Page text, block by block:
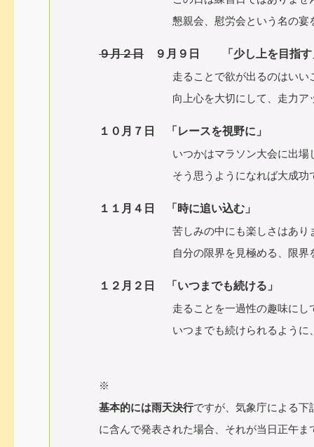
懇親会、慰労会という名の宴を開
９月２日 ９月９日 「少し上を目指す
走ることで欲が出るのはいいこ
向上心を大切にして、走力アップを
１０月７日 「レースを視野に」
いつかはマラソン大会に出場し
そう思うようになれば大成功です、
１１月４日 「時に追い込む」
苦しみの中にも楽しさはあり
自分の限界を見極める、限界を超え
１２月２日 「いつまでも続ける」
走ることを一過性の趣味にしてし
いつまでも続けられるように、走る
※
基本的には雨天決行ですが、気象庁による下
に含んで発表された場合、それが当日正午